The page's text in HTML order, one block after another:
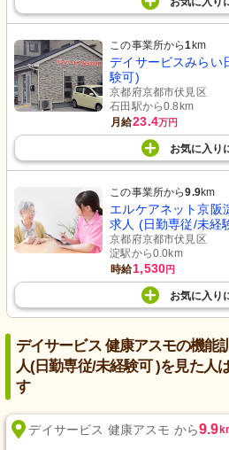
この事業所から1 km
デイサービスみらい
験可)
京都府京都市伏見区
石田駅から0.8km
月給23.4万円
お気に入り
この事業所から9.9km
エルケアネット京阪
求人 (日勤専従/未経
京都府京都市伏見区
淀駅から0.0km
時給1,530円
お気に入り
デイサービス 健康アスモの機能
人(日勤専従/未経験可 )を見た人
す
デイサービス 健康アスモ から9.9